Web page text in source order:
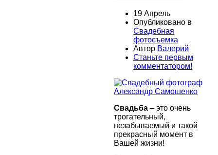
19 Апрель
Опубликовано в
Свадебная
фотосъемка
Автор Валерий
Станьте первым
комментатором!
Свадьба – это очень
трогательный,
незабываемый и такой
прекрасный момент в
Вашей жизни!